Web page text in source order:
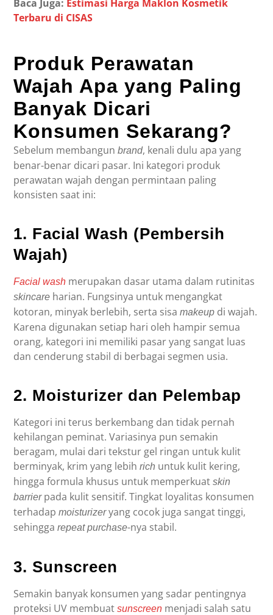
Baca Juga: Estimasi Harga Maklon Kosmetik
Terbaru di CISAS
Produk Perawatan
Wajah Apa yang Paling
Banyak Dicari
Konsumen Sekarang?
Sebelum membangunbrand, kenali dulu apa yang
benar-benar dicari pasar. Ini kategori produk
perawatan wajah dengan permintaan paling
konsisten saat ini:
1. Facial Wash (Pembersih
Wajah)
Facial wash merupakan dasar utama dalam rutinitas
skincare harian. Fungsinya untuk mengangkat
kotoran, minyak berlebih, serta sisamakeup di wajah.
Karena digunakan setiap hari oleh hampir semua
orang, kategori ini memiliki pasar yang sangat luas
dan cenderung stabil di berbagai segmen usia.
2. Moisturizer dan Pelembap
Kategori ini terus berkembang dan tidak pernah
kehilangan peminat. Variasinya pun semakin
beragam, mulai dari tekstur gel ringan untuk kulit
berminyak, krim yang lebih rich untuk kulit kering,
hingga formula khusus untuk memperkuat skin
barrier pada kulit sensitif. Tingkat loyalitas konsumen
terhadapmoisturizeryang cocok juga sangat tinggi,
sehinggarepeat purchase-nya stabil.
3. Sunscreen
Semakin banyak konsumen yang sadar pentingnya
proteksi UV membuatsunscreen menjadi salah satu